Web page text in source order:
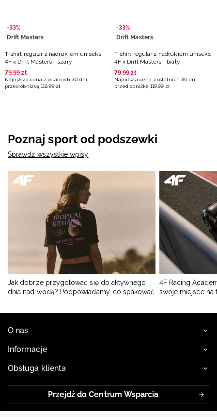
-33%
Drift Masters
T-shirt regular z nadrukiem uniseks
4F x Drift Masters - szary
79,99 zł
Najniższa cena z ostatnich 30 dni
przed obniżką 119,99 zł
-33%
Drift Masters
T-shirt regular z nadrukiem uniseks
4F x Drift Masters - biały
79,99 zł
Najniższa cena z ostatnich 30 dni
przed obniżką 119,99 zł
Poznaj sport od podszewki
Sprawdź wszystkie wpisy
Jak dobrze przygotować się do aktywnego
dnia nad wodą? Podpowiadamy, co spakować
4F Racing
swoje miejsce na
O nas
Informacje
Obsługa klienta
Przejdź do Centrum Wsparcia